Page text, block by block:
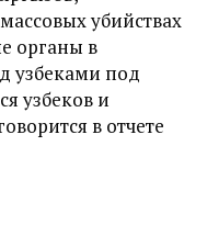
убийствах
органы в
узбеками под
узбеков и
в отчете